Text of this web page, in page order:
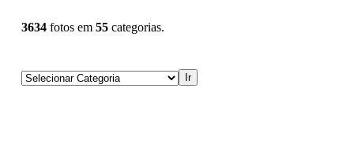
3634 fotos em 55 categorias.